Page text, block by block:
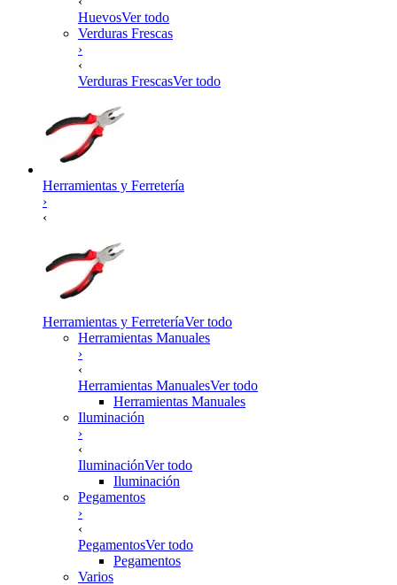
HuevosVer todo
Verduras Frescas
›
‹
Verduras FrescasVer todo
Herramientas y Ferretería
›
‹
Herramientas y FerreteríaVer todo
Herramientas Manuales
›
‹
Herramientas ManualesVer todo
Herramientas Manuales
Iluminación
›
‹
IluminaciónVer todo
Iluminación
Pegamentos
›
‹
PegamentosVer todo
Pegamentos
Varios